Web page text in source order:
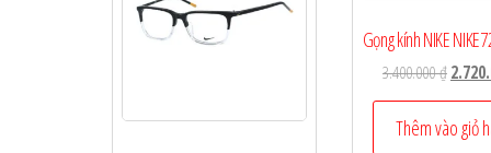
Gọng kính NIKE
3.400.000₫Giá
gốc
là:
Thêm vào giỏ